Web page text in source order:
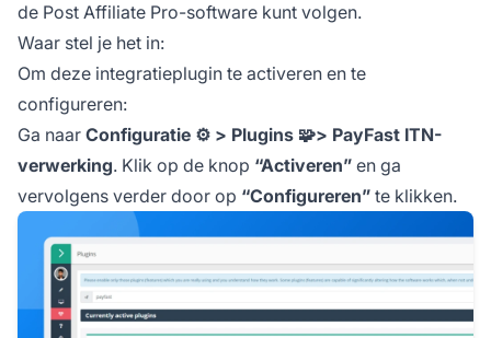
de Post Affiliate Pro-software kunt volgen.
Waar stel je het in:
Om deze integratieplugin te activeren en te
configureren:
Ga naar Configuratie ⚙️ > Plugins 🧩> PayFast ITN-
verwerking. Klik op de knop “Activeren” en ga
vervolgens verder door op “Configureren” te klikken.